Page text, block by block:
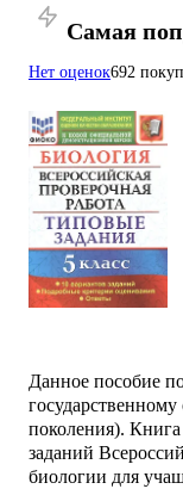
Самая
Нет оценок692
Данное пособие
государственному
поколения).
заданий
биологии для